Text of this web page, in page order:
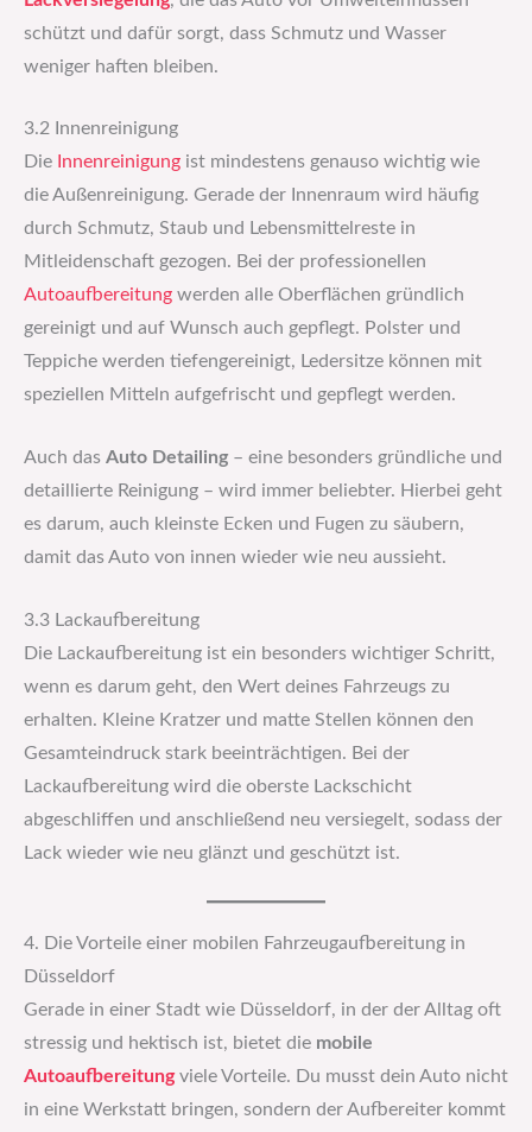
schützt und dafür sorgt, dass Schmutz und Wasser
weniger haften bleiben.
3.2 Innenreinigung
Die Innenreinigung ist mindestens genauso wichtig wie
die Außenreinigung. Gerade der Innenraum wird häufig
durch Schmutz, Staub und Lebensmittelreste in
Mitleidenschaft gezogen. Bei der professionellen
Autoaufbereitung werden alle Oberflächen gründlich
gereinigt und auf Wunsch auch gepflegt. Polster und
Teppiche werden tiefengereinigt, Ledersitze können mit
speziellen Mitteln aufgefrischt und gepflegt werden.
Auch das Auto Detailing – eine besonders gründliche und
detaillierte Reinigung – wird immer beliebter. Hierbei geht
es darum, auch kleinste Ecken und Fugen zu säubern,
damit das Auto von innen wieder wie neu aussieht.
3.3 Lackaufbereitung
Die Lackaufbereitung ist ein besonders wichtiger Schritt,
wenn es darum geht, den Wert deines Fahrzeugs zu
erhalten. Kleine Kratzer und matte Stellen können den
Gesamteindruck stark beeinträchtigen. Bei der
Lackaufbereitung wird die oberste Lackschicht
abgeschliffen und anschließend neu versiegelt, sodass der
Lack wieder wie neu glänzt und geschützt ist.
4. Die Vorteile einer mobilen Fahrzeugaufbereitung in
Düsseldorf
Gerade in einer Stadt wie Düsseldorf, in der der Alltag oft
stressig und hektisch ist, bietet die mobile
Autoaufbereitungviele Vorteile. Du musst dein Auto nicht
in eine Werkstatt bringen, sondern der Aufbereiter kommt